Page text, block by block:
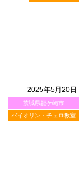
2025年5月20日
茨城県龍ケ崎市
バイオリン・チェロ教室